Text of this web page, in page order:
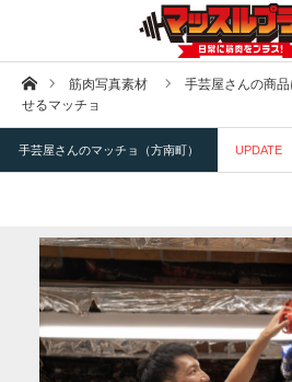
ホーム筋肉写真素材
手芸屋さんの商
せるマッチョ
手芸屋さんのマッチョ（方南町） UPDATE